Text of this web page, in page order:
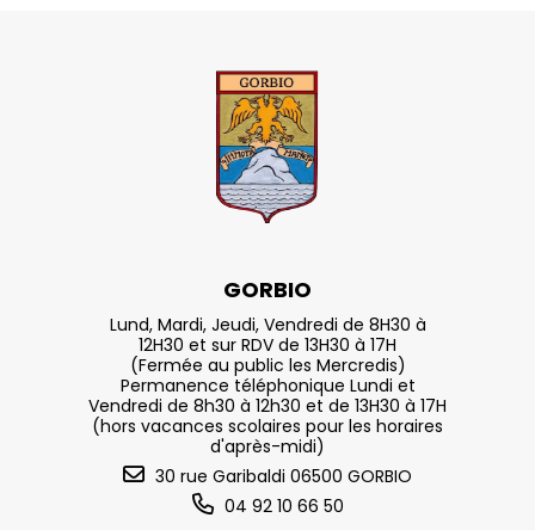
GORBIO
Lund, Mardi, Jeudi, Vendredi de 8H30 à
12H30 et sur RDV de 13H30 à 17H
(Fermée au public les Mercredis)
Permanence téléphonique Lundi et
Vendredi de 8h30 à 12h30 et de 13H30 à 17H
(hors vacances scolaires pour les horaires
d'après-midi)
30 rue Garibaldi 06500 GORBIO
04 92 10 66 50